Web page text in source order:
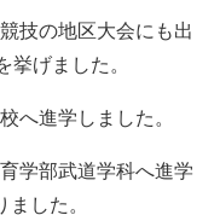
技の地区大会にも出
挙げました。
へ進学しました。
学部武道学科へ進学
した。